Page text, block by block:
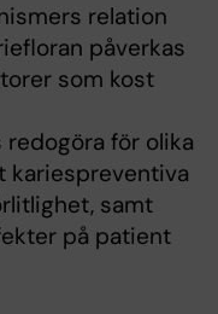
relation
påverkas
som kost
för olika
kariespreventiva
samt
på patient